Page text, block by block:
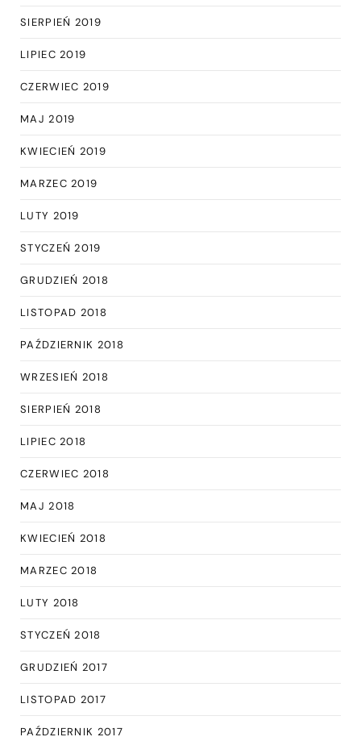
SIERPIEŃ 2019
LIPIEC 2019
CZERWIEC 2019
MAJ 2019
KWIECIEŃ 2019
MARZEC 2019
LUTY 2019
STYCZEŃ 2019
GRUDZIEŃ 2018
LISTOPAD 2018
PAŹDZIERNIK 2018
WRZESIEŃ 2018
SIERPIEŃ 2018
LIPIEC 2018
CZERWIEC 2018
MAJ 2018
KWIECIEŃ 2018
MARZEC 2018
LUTY 2018
STYCZEŃ 2018
GRUDZIEŃ 2017
LISTOPAD 2017
PAŹDZIERNIK 2017